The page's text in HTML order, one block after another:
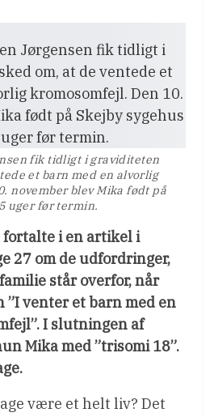
fik tidligt i graviditeten
et barn med en alvorlig
november blev Mika født på
uger før termin.
fortalte i en artikel i
27 om de udfordringer,
står overfor, når
”I venter et barn med en
I slutningen af
Mika med ”trisomi 18”.
være et helt liv? Det